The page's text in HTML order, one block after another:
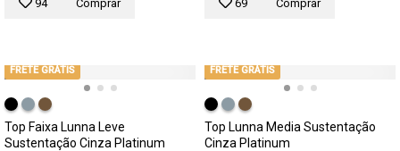
94 Comprar 69 Comprar
FRETE GRÁTIS
Top Faixa Lunna Leve
Sustentação Cinza Platinum
FRETE GRÁTIS
Top Lunna Media Sustentação
Cinza Platinum